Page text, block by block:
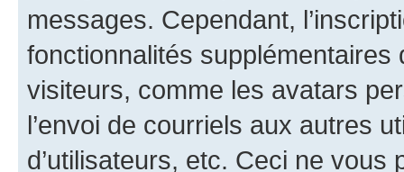
messages. Cependant,
fonctionnalités
visiteurs, comme les avatars
l’envoi de courriels aux autres
d’utilisateurs, etc. Ceci ne vous